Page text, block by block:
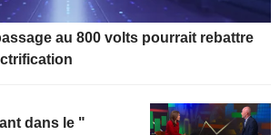
au 800 volts pourrait rebattre
dans le "